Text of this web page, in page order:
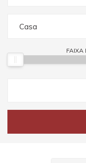
Casa
FAIXA